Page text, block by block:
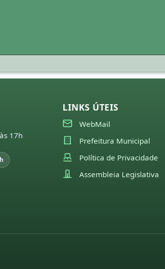
17h
LINKS ÚTEIS
WebMail
Prefeitura Municipal
Política de Privacidade
Assembleia Legislativa